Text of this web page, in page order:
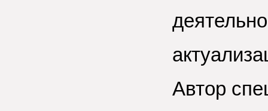
Автор